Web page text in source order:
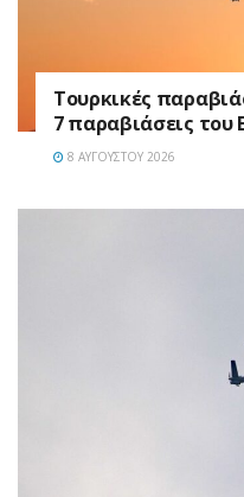
Τουρκικές
7 παραβιάσεις του
8 ΑΥΓΟΎΣΤΟΥ 2026